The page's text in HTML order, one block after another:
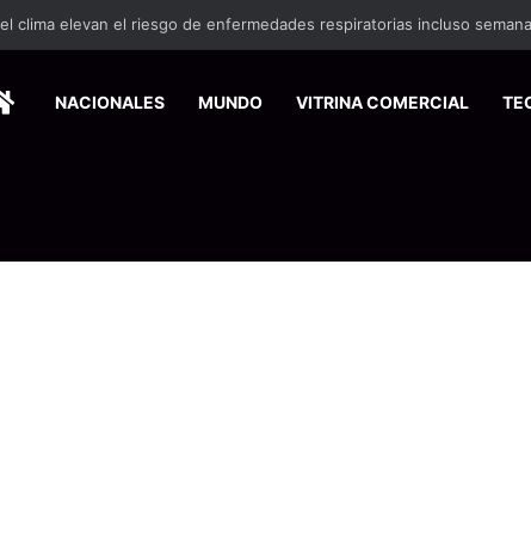
HOMENACIONALES MUNDO VITRINA COMERCIAL